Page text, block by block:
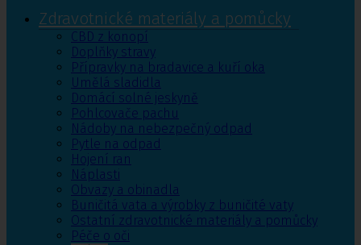
Zdravotnické materiály a pomůcky
CBD z konopí
Doplňky stravy
Přípravky na bradavice a kuří oka
Umělá sladidla
Domácí solné jeskyně
Pohlcovače pachu
Nádoby na nebezpečný odpad
Pytle na odpad
Hojení ran
Náplasti
Obvazy a obinadla
Buničitá vata a výrobky z buničité vaty
Ostatní zdravotnické materiály a pomůcky
Péče o oči